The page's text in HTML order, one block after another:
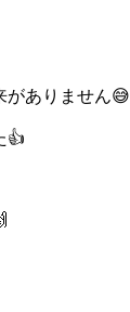
がありません😅
👍